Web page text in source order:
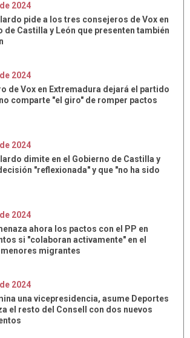
de 2024
pide a los tres consejeros de Vox en
de Castilla y León que presenten también
de 2024
de Vox en Extremadura dejará el partido
comparte "el giro" de romper pactos
de 2024
dimite en el Gobierno de Castilla y
"reflexionada" y que "no ha sido
de 2024
ahora los pactos con el PP en
si "colaboran activamente" en el
migrantes
de 2024
una vicepresidencia, asume Deportes
el resto del Consell con dos nuevos